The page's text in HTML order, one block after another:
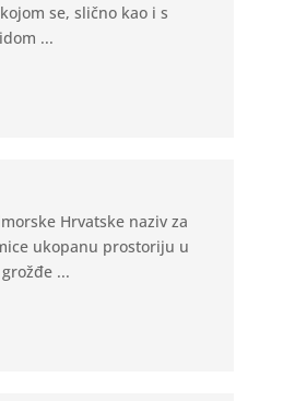
se, slično kao i s
...
Hrvatske naziv za
ukopanu prostoriju u
...